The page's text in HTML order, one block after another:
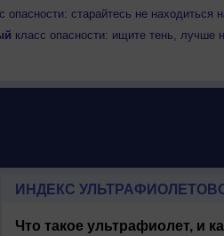
опасности: старайтесь не
класс опасности: ищите тень, лучше
ИНДЕКС
Что такое ультрафиолет, и